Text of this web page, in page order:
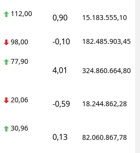
112,00 0,90 15.183.555,10
98,00 -0,10 182.485.903,45
77,90
4,01 324.860.664,80
20,06 -0,59 18.244.862,28
30,96
0,13 82.060.867,78